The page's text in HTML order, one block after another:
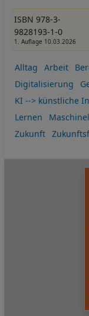
ISBN 978-3-
9828193-1-0
1. Auflage 10.03.2026
Alltag Arbeit
Digitalisierung
KI --> künstliche
Lernen
Zukunft